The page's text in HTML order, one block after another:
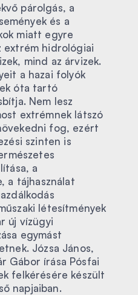
párolgás, a
és a
miatt egyre
extrém hidrológiai
mind az árvizek.
a hazai folyók
óta tartó
Nem lesz
extrémnek látszó
fog, ezért
szinten is
a
a tájhasználat
létesítmények
új vízügyi
egymást
Józsa János,
Gábor írása Pósfai
felkérésére készült
napjaiban.